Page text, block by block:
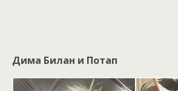
Дима Билан и Потап